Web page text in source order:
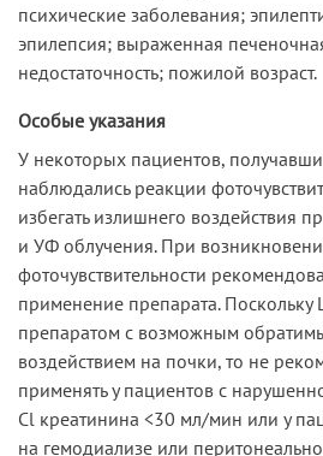
психические заболевания;
эпилепсия; выраженная
недостаточность; пожилой возраст.
Особые указания
У некоторых пациентов,
наблюдались реакции
избегать излишнего воздействия
и УФ облучения. При
фоточувствительности
применение препарата.
препаратом с возможным
воздействием на почки, то не
применять у пациентов с
Cl креатинина <30 мл/мин или у
на гемодиализе или